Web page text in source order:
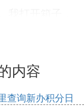
我打开箱子，
。
愿意跟它一
内容
查询新办积分日